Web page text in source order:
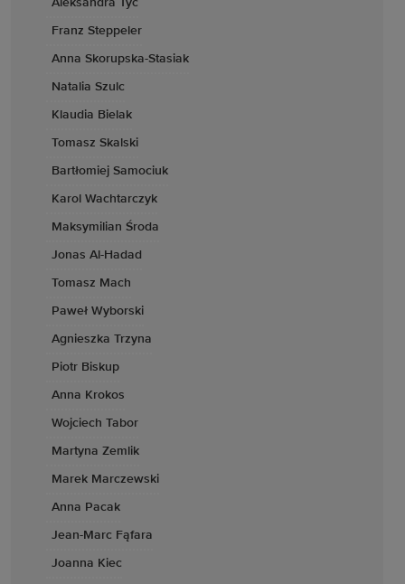
Aleksandra Tyc
Franz Steppeler
Anna Skorupska-Stasiak
Natalia Szulc
Klaudia Bielak
Tomasz Skalski
Bartłomiej Samociuk
Karol Wachtarczyk
Maksymilian Środa
Jonas Al-Hadad
Tomasz Mach
Paweł Wyborski
Agnieszka Trzyna
Piotr Biskup
Anna Krokos
Wojciech Tabor
Martyna Zemlik
Marek Marczewski
Anna Pacak
Jean-Marc Fąfara
Joanna Kiec